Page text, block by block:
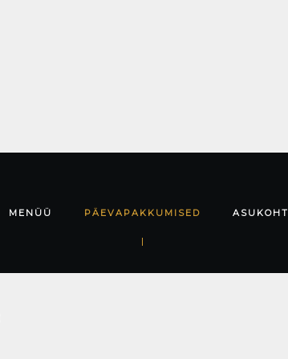
MENÜÜ PÄEVAPAKKUMISED ASUKOHT